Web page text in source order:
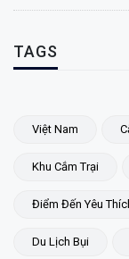
TAGS
Việt Nam
Khu Cắm Trại
Điểm Đến Yêu
Du Lịch Bụi